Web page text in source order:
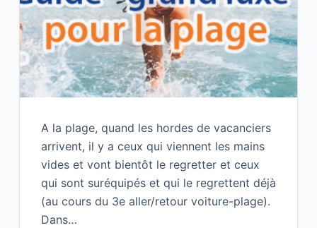
A la plage, quand les hordes de vacanciers
arrivent, il y a ceux qui viennent les mains
vides et vont bientôt le regretter et ceux
qui sont suréquipés et qui le regrettent déjà
(au cours du 3e aller/retour voiture-plage).
Dans…